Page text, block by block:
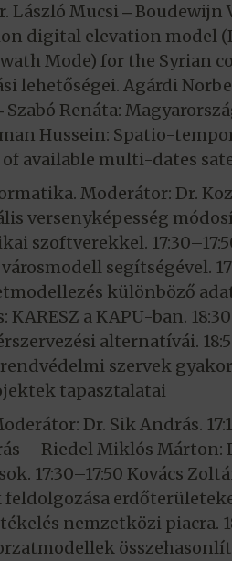
László Mucsi ‒ Boudewijn
digital elevation model
Mode) for the Syrian
lehetőségei. Agárdi
Renáta:
Hussein: Spatio-
of available multi-dates
Moderátor: Dr.
versenyképesség
szoftverekkel.
segítségével.
különböző
KARESZ a KAPU-ban.
alternatívái.
szervek
tapasztalatai
Dr. Sik András.
– Riedel Miklós
17:30–17:50 Kovács
nemzetközi piacra.